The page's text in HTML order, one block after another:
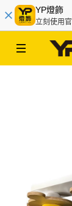
YP燈飾
立刻使用